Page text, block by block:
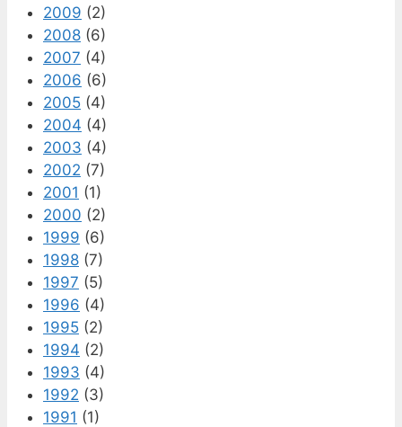
2009 (2)
2008 (6)
2007 (4)
2006 (6)
2005 (4)
2004 (4)
2003 (4)
2002 (7)
2001 (1)
2000 (2)
1999 (6)
1998 (7)
1997 (5)
1996 (4)
1995 (2)
1994 (2)
1993 (4)
1992 (3)
1991 (1)